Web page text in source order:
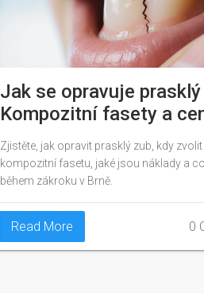
Jak se opravuje prasklý
Kompozitní fasety a
Zjistěte, jak opravit prasklý zub, kdy zvolit
kompozitní fasetu, jaké jsou náklady a
během zákroku v Brně.
Read More 0